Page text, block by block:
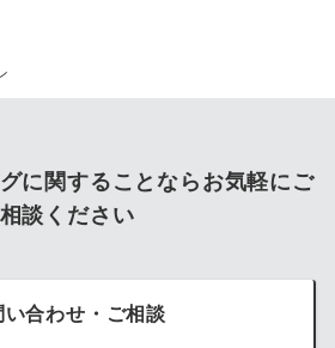
に関することならお気軽にご
相談ください
い合わせ・ご相談